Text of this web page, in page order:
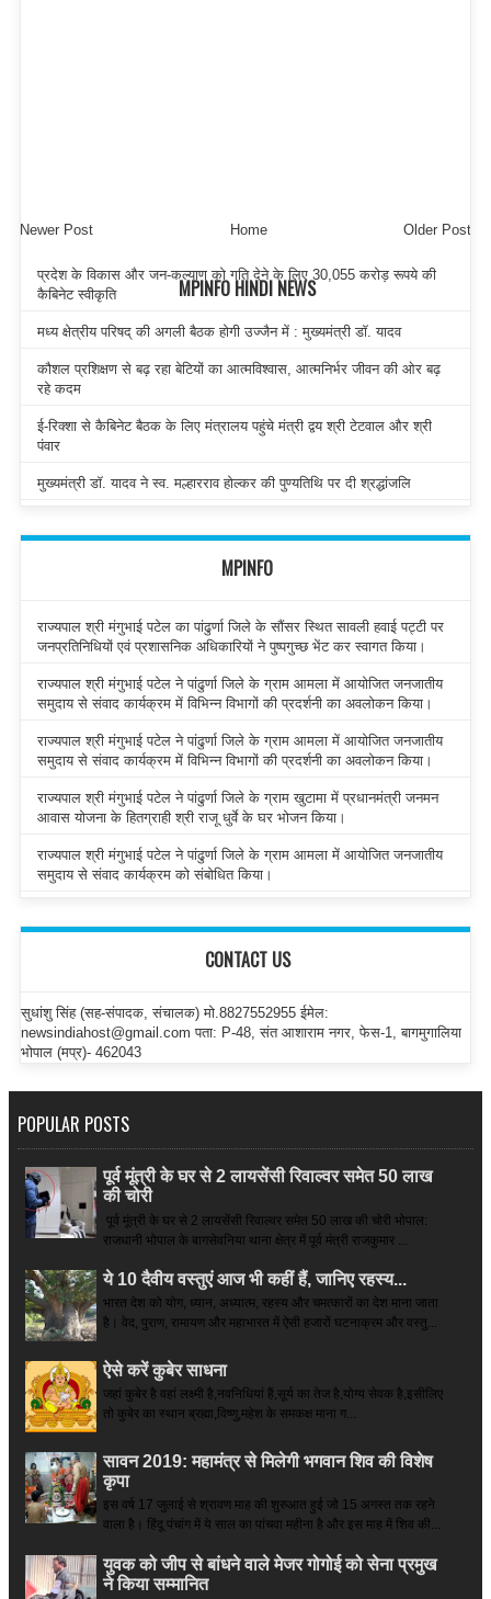
Newer Post Older Post
Home
MPINFO HINDI NEWS
प्रदेश के विकास और जन-कल्याण को गति देने के लिए 30,055 करोड़ रूपये की
कैबिनेट स्वीकृति
मध्य क्षेत्रीय परिषद् की अगली बैठक होगी उज्जैन में : मुख्यमंत्री डॉ. यादव
कौशल प्रशिक्षण से बढ़ रहा बेटियों का आत्मविश्वास, आत्मनिर्भर जीवन की ओर बढ़
रहे कदम
ई-रिक्शा से कैबिनेट बैठक के लिए मंत्रालय पहुंचे मंत्री द्वय श्री टेटवाल और श्री
पंवार
मुख्यमंत्री डॉ. यादव ने स्व. मल्हारराव होल्कर की पुण्यतिथि पर दी श्रद्धांजलि
MPINFO
राज्यपाल श्री मंगुभाई पटेल का पांढुर्णा जिले के सौंसर स्थित सावली हवाई पट्टी पर
जनप्रतिनिधियों एवं प्रशासनिक अधिकारियों ने पुष्पगुच्छ भेंट कर स्वागत किया।
राज्यपाल श्री मंगुभाई पटेल ने पांढुर्णा जिले के ग्राम आमला में आयोजित जनजातीय
समुदाय से संवाद कार्यक्रम में विभिन्न विभागों की प्रदर्शनी का अवलोकन किया।
राज्यपाल श्री मंगुभाई पटेल ने पांढुर्णा जिले के ग्राम आमला में आयोजित जनजातीय
समुदाय से संवाद कार्यक्रम में विभिन्न विभागों की प्रदर्शनी का अवलोकन किया।
राज्यपाल श्री मंगुभाई पटेल ने पांढुर्णा जिले के ग्राम खुटामा में प्रधानमंत्री जनमन
आवास योजना के हितग्राही श्री राजू धुर्वे के घर भोजन किया।
राज्यपाल श्री मंगुभाई पटेल ने पांढुर्णा जिले के ग्राम आमला में आयोजित जनजातीय
समुदाय से संवाद कार्यक्रम को संबोधित किया।
CONTACT US
सुधांशु सिंह (सह-संपादक, संचालक) मो.8827552955 ईमेल:
newsindiahost@gmail.com पता: P-48, संत आशाराम नगर, फेस-1, बागमुगालिया
भोपाल (मप्र)- 462043
POPULAR POSTS
पूर्व मूंत्री के घर से 2 लायसेंसी रिवाल्वर समेत 50 लाख
की चोरी
पूर्व मूंत्री के घर से 2 लायसेंसी रिवाल्वर समेत 50 लाख की चोरी भोपाल:
राजधानी भोपाल के बागसेवनिया थाना क्षेत्र में पूर्व मंत्री राजकुमार ...
ये 10 दैवीय वस्तुएं आज भी कहीं हैं, जानिए रहस्य...
भारत देश को योग, ध्यान, अध्यात्म, रहस्य और चमत्कारों का देश माना जाता
है। वेद, पुराण, रामायण और महाभारत में ऐसी हजारों घटनाक्रम और वस्तु...
ऐसे करें कुबेर साधना
जहां कुबेर है­ वहां लक्ष्मी है,नवनिधियां हैं,सूर्य का तेज है,योग्य सेवक है,इसीलिए
तो कुबेर का स्थान ब्रह्मा,विष्णु,महेश के समकक्ष माना ग...
सावन 2019: महामंत्र से मिलेगी भगवान शिव की विशेष
कृपा
इस वर्ष 17 जुलाई से श्रावण माह की शुरुआत हुई जो 15 अगस्त तक रहने
वाला है। हिंदू पंचांग में ये साल का पांचवा महीना है और इस माह में शिव की...
युवक को जीप से बांधने वाले मेजर गोगोई को सेना प्रमुख
ने किया सम्‍मानित